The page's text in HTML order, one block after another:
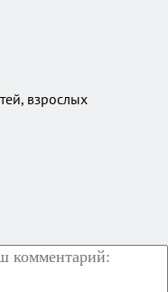
взрослых